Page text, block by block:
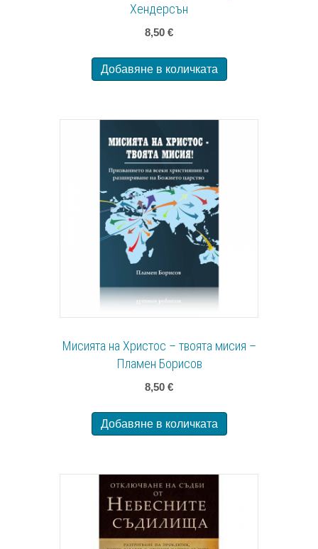
Хендерсън
8,50 €
Добавяне в количката
Мисията на Христос – твоята мисия –
Пламен Борисов
8,50 €
Добавяне в количката